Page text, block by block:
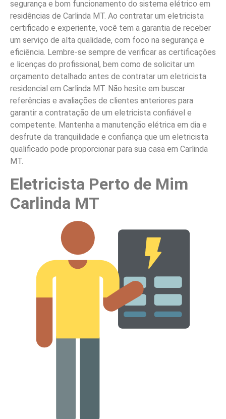
segurança e bom funcionamento do sistema elétrico em
residências de Carlinda MT. Ao contratar um eletricista
certificado e experiente, você tem a garantia de receber
um serviço de alta qualidade, com foco na segurança e
eficiência. Lembre-se sempre de verificar as certificações
e licenças do profissional, bem como de solicitar um
orçamento detalhado antes de contratar um eletricista
residencial em Carlinda MT. Não hesite em buscar
referências e avaliações de clientes anteriores para
garantir a contratação de um eletricista confiável e
competente. Mantenha a manutenção elétrica em dia e
desfrute da tranquilidade e confiança que um eletricista
qualificado pode proporcionar para sua casa em Carlinda
MT.
Eletricista Perto de Mim
Carlinda MT